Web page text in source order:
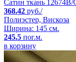
Сатин ткань
368.42 руб./
Полиэстер, Вискоза
Ширина: 145 см.
245.5 пог.м.
в корзину